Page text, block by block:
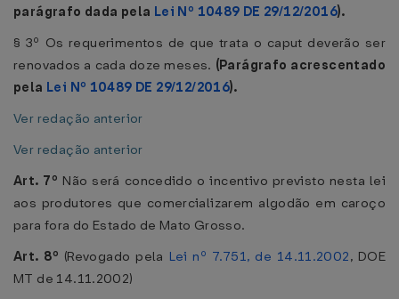
parágrafo dada pela Lei Nº 10489 DE 29/12/2016).
§ 3º Os requerimentos de que trata o caput deverão ser
renovados a cada doze meses. (Parágrafo acrescentado
pela Lei Nº 10489 DE 29/12/2016).
Ver redação anterior
Ver redação anterior
Art. 7º Não será concedido o incentivo previsto nesta lei
aos produtores que comercializarem algodão em caroço
para fora do Estado de Mato Grosso.
Art. 8º (Revogado pela Lei nº 7.751, de 14.11.2002, DOE
MT de 14.11.2002)